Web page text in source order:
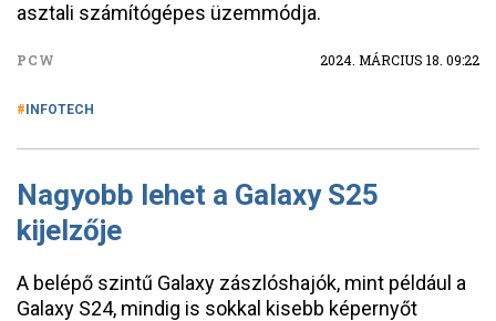
asztali számítógépes üzemmódja.
PCW 2024. MÁRCIUS 18. 09:22
INFOTECH
Nagyobb lehet a Galaxy S25
kijelzője
A belépő szintű Galaxy zászlóshajók, mint például a
Galaxy S24, mindig is sokkal kisebb képernyőt